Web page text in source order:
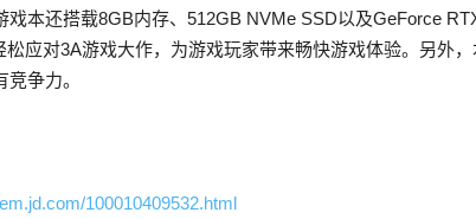
戏本还搭载8GB内存、512GB NVMe SSD以及GeForce
松应对3A游戏大作，为游戏玩家带来畅快游戏体验。另外
争力。
100010409532.html